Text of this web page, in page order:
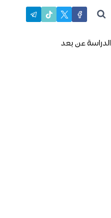
الدراسة عن بعد